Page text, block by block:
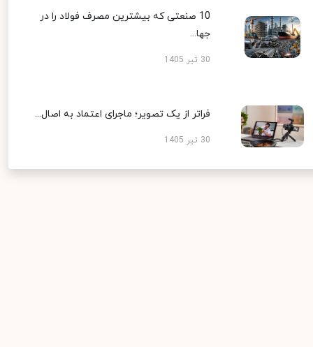
10 صنعتی که بیشترین مصرف فولاد را در
جها...
30 تیر 1405
فراتر از یک تصویر؛ ماجرای اعتماد به اصال...
30 تیر 1405